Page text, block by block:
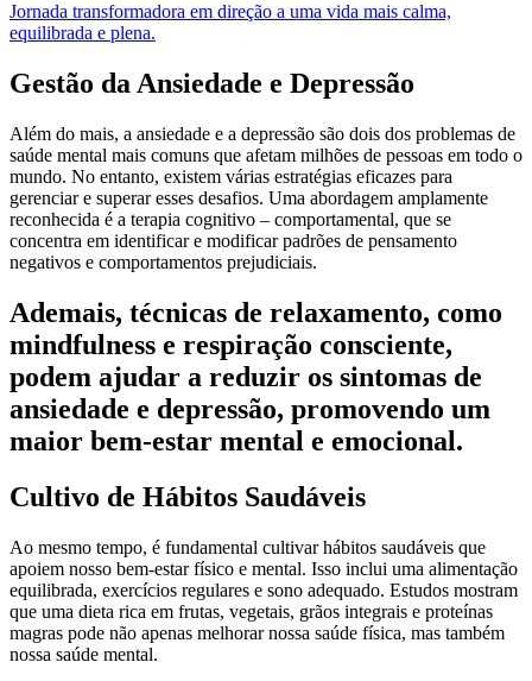
Jornada transformadora em direção a uma vida mais calma,
equilibrada e plena.
Gestão da Ansiedade e Depressão
Além do mais, a ansiedade e a depressão são dois dos problemas de
saúde mental mais comuns que afetam milhões de pessoas em todo o
mundo. No entanto, existem várias estratégias eficazes para
gerenciar e superar esses desafios. Uma abordagem amplamente
reconhecida é a terapia cognitivo – comportamental, que se
concentra em identificar e modificar padrões de pensamento
negativos e comportamentos prejudiciais.
Ademais, técnicas de relaxamento, como
mindfulness e respiração consciente,
podem ajudar a reduzir os sintomas de
ansiedade e depressão, promovendo um
maior bem-estar mental e emocional.
Cultivo de Hábitos Saudáveis
Ao mesmo tempo, é fundamental cultivar hábitos saudáveis que
apoiem nosso bem-estar físico e mental. Isso inclui uma alimentação
equilibrada, exercícios regulares e sono adequado. Estudos mostram
que uma dieta rica em frutas, vegetais, grãos integrais e proteínas
magras pode não apenas melhorar nossa saúde física, mas também
nossa saúde mental.